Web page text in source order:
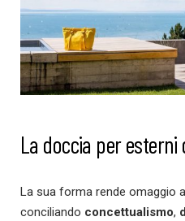
La doccia per
La sua forma rende omaggio
conciliando concettualismo,